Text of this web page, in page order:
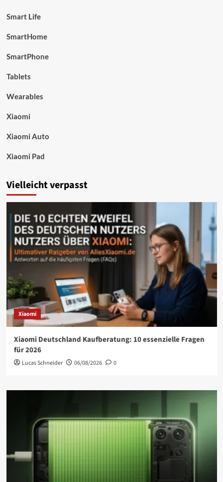
Smart Life
SmartHome
SmartPhone
Tablets
Wearables
Xiaomi
Xiaomi Auto
Xiaomi Pad
Vielleicht verpasst
Xiaomi
Xiaomi Deutschland Kaufberatung: 10 essenzielle Fragen
für 2026
Lucas Schneider 06/08/2026 0